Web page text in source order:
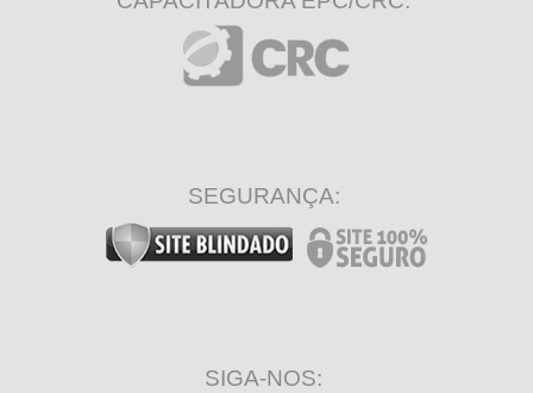
SEGURANÇA:
SIGA-NOS: